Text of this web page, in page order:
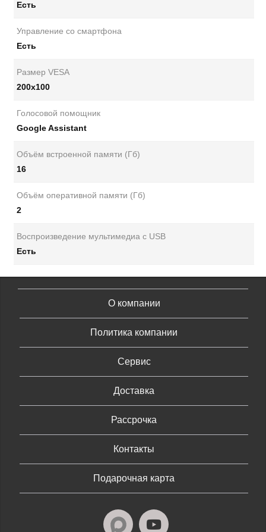
Есть
Управление со смартфона
Есть
Размер VESA
200x100
Голосовой помощник
Google Assistant
Объём встроенной памяти (Гб)
16
Объём оперативной памяти (Гб)
2
Воспроизведение мультимедиа с USB
Есть
О компании
Политика компании
Сервис
Доставка
Рассрочка
Контакты
Подарочная карта